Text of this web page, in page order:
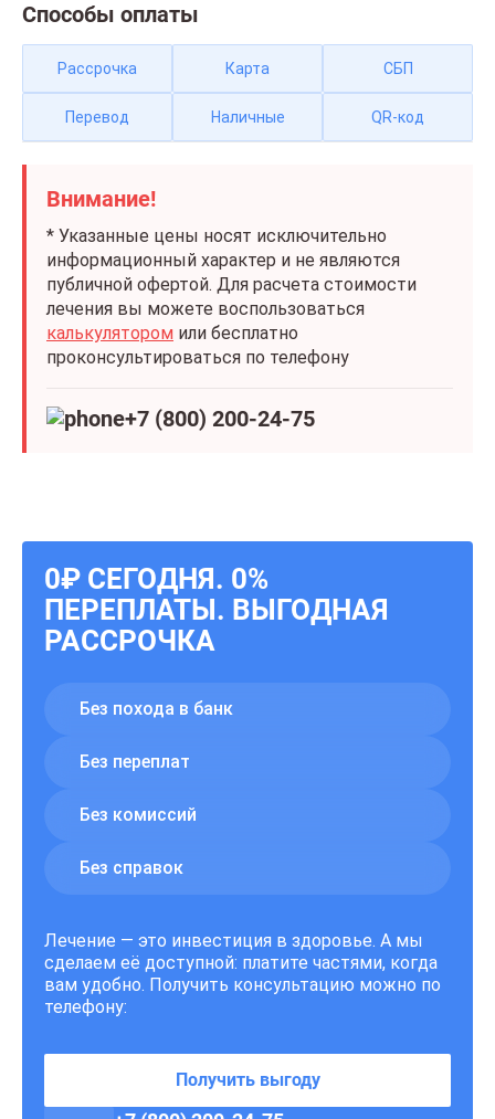
Способы оплаты
Рассрочка Карта СБП
Перевод Наличные QR-код
Внимание!
* Указанные цены носят исключительно
информационный характер и не являются
публичной офертой. Для расчета стоимости
лечения вы можете воспользоваться
калькулятором или бесплатно
проконсультироваться по телефону
+7 (800) 200-24-75
0₽ СЕГОДНЯ. 0%
ПЕРЕПЛАТЫ. ВЫГОДНАЯ
РАССРОЧКА
Без похода в банк
Без переплат
Без комиссий
Без справок
Лечение — это инвестиция в здоровье. А мы
сделаем её доступной: платите частями, когда
вам удобно. Получить консультацию можно по
телефону:
Получить выгоду